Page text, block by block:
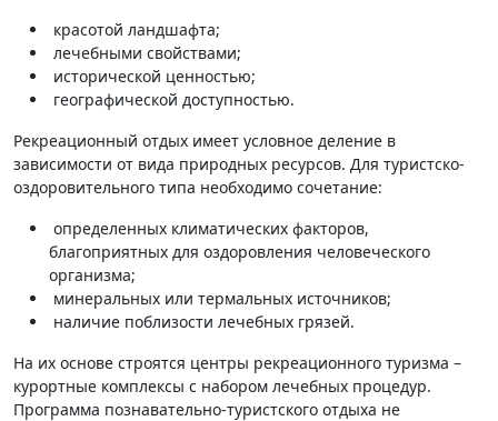
красотой ландшафта;
лечебными свойствами;
исторической ценностью;
географической доступностью.
Рекреационный отдых имеет условное деление в
зависимости от вида природных ресурсов. Для туристско-
оздоровительного типа необходимо сочетание:
определенных климатических факторов,
благоприятных для оздоровления человеческого
организма;
минеральных или термальных источников;
наличие поблизости лечебных грязей.
На их основе строятся центры рекреационного туризма –
курортные комплексы с набором лечебных процедур.
Программа познавательно-туристского отдыха не